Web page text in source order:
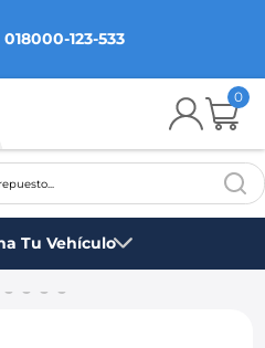
123-533
0
del repuesto...
Tu Vehículo